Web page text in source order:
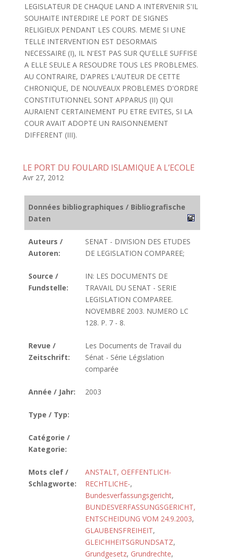
LEGISLATEUR DE CHAQUE LAND A INTERVENIR S'IL
SOUHAITE INTERDIRE LE PORT DE SIGNES
RELIGIEUX PENDANT LES COURS. MEME SI UNE
TELLE INTERVENTION EST DESORMAIS
NECESSAIRE (I), IL N'EST PAS SUR QU'ELLE SUFFISE
A ELLE SEULE A RESOUDRE TOUS LES PROBLEMES.
AU CONTRAIRE, D'APRES L'AUTEUR DE CETTE
CHRONIQUE, DE NOUVEAUX PROBLEMES D'ORDRE
CONSTITUTIONNEL SONT APPARUS (II) QUI
AURAIENT CERTAINEMENT PU ETRE EVITES, SI LA
COUR AVAIT ADOPTE UN RAISONNEMENT
DIFFERENT (III).
LE PORT DU FOULARD ISLAMIQUE A L’ECOLE
Avr 27, 2012
Données bibliographiques / Bibliografische
Daten
Auteurs /
Autoren:
SENAT - DIVISION DES ETUDES
DE LEGISLATION COMPAREE;
Source /
Fundstelle:
IN: LES DOCUMENTS DE
TRAVAIL DU SENAT - SERIE
LEGISLATION COMPAREE.
NOVEMBRE 2003. NUMERO LC
128. P. 7 - 8.
Revue /
Zeitschrift:
Les Documents de Travail du
Sénat - Série Législation
comparée
Année / Jahr: 2003
Type / Typ:
Catégorie /
Kategorie:
Mots clef /
Schlagworte:
ANSTALT, OEFFENTLICH-
RECHTLICHE-,
Bundesverfassungsgericht,
BUNDESVERFASSUNGSGERICHT,
ENTSCHEIDUNG VOM 24.9.2003,
GLAUBENSFREIHEIT,
GLEICHHEITSGRUNDSATZ,
Grundgesetz, Grundrechte,